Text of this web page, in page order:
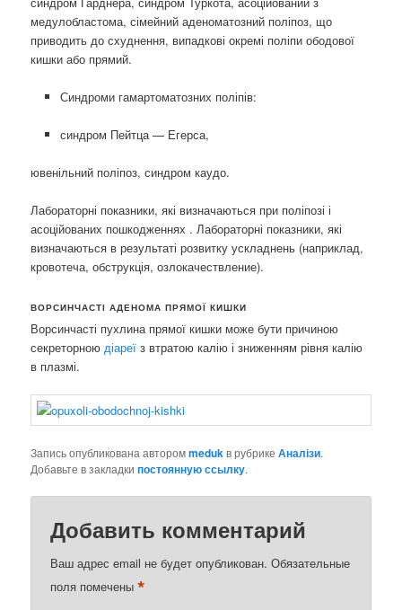
медулобластома,сімейний аденоматозний поліпоз, що
приводить до схуднення, випадкові окремі поліпи ободової
кишки або прямий.
Синдроми гамартоматозних поліпів:
синдром Пейтца — Егерса,
ювенільний поліпоз,синдром каудо.
Лабораторні показники, які визначаються при поліпозі і
асоційованих пошкодженнях . Лабораторні показники, які
визначаються в результаті розвитку ускладнень (наприклад,
кровотеча, обструкція, озлокачествление).
ВОРСИНЧАСТІ АДЕНОМА ПРЯМОЇ КИШКИ
Ворсинчасті пухлина прямої кишки може бути причиною
секреторною діареїз втратою калію і зниженням рівня калію
в плазмі.
Запись опубликована авторомmedukв рубрикеАналізи.
Добавьте в закладкипостоянную ссылку.
Добавить комментарий
Ваш адрес email не будет опубликован. Обязательные
поля помечены*